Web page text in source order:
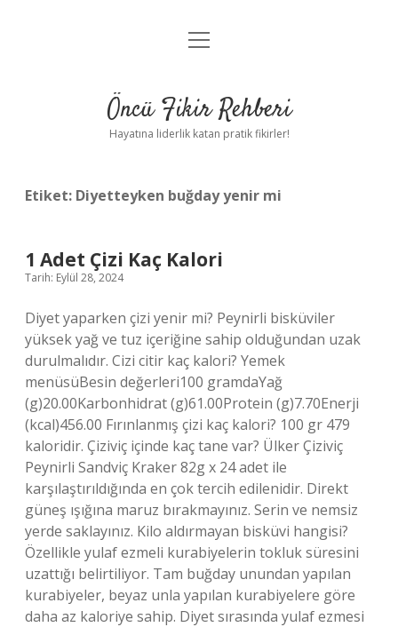
Anasayfa
Yasal Uyarı
menüyü
Öncü Fikir Rehberi
Hayatına liderlik katan pratik fikirler!
Etiket: Diyetteyken buğday yenir mi
1 Adet Çizi Kaç Kalori
Tarih: Eylül 28, 2024
Diyet yaparken çizi yenir mi? Peynirli bisküviler
yüksek yağ ve tuz içeriğine sahip olduğundan uzak
durulmalıdır. Cizi citir kaç kalori? Yemek
menüsüBesin değerleri100 gramdaYağ
(g)20.00Karbonhidrat (g)61.00Protein (g)7.70Enerji
(kcal)456.00 Fırınlanmış çizi kaç kalori? 100 gr 479
kaloridir. Çiziviç içinde kaç tane var? Ülker Çiziviç
Peynirli Sandviç Kraker 82g x 24 adet ile
karşılaştırıldığında en çok tercih edilenidir. Direkt
güneş ışığına maruz bırakmayınız. Serin ve nemsiz
yerde saklayınız. Kilo aldırmayan bisküvi hangisi?
Özellikle yulaf ezmeli kurabiyelerin tokluk süresini
uzattığı belirtiliyor. Tam buğday unundan yapılan
kurabiyeler, beyaz unla yapılan kurabiyelere göre
daha az kaloriye sahip. Diyet sırasında yulaf ezmesi